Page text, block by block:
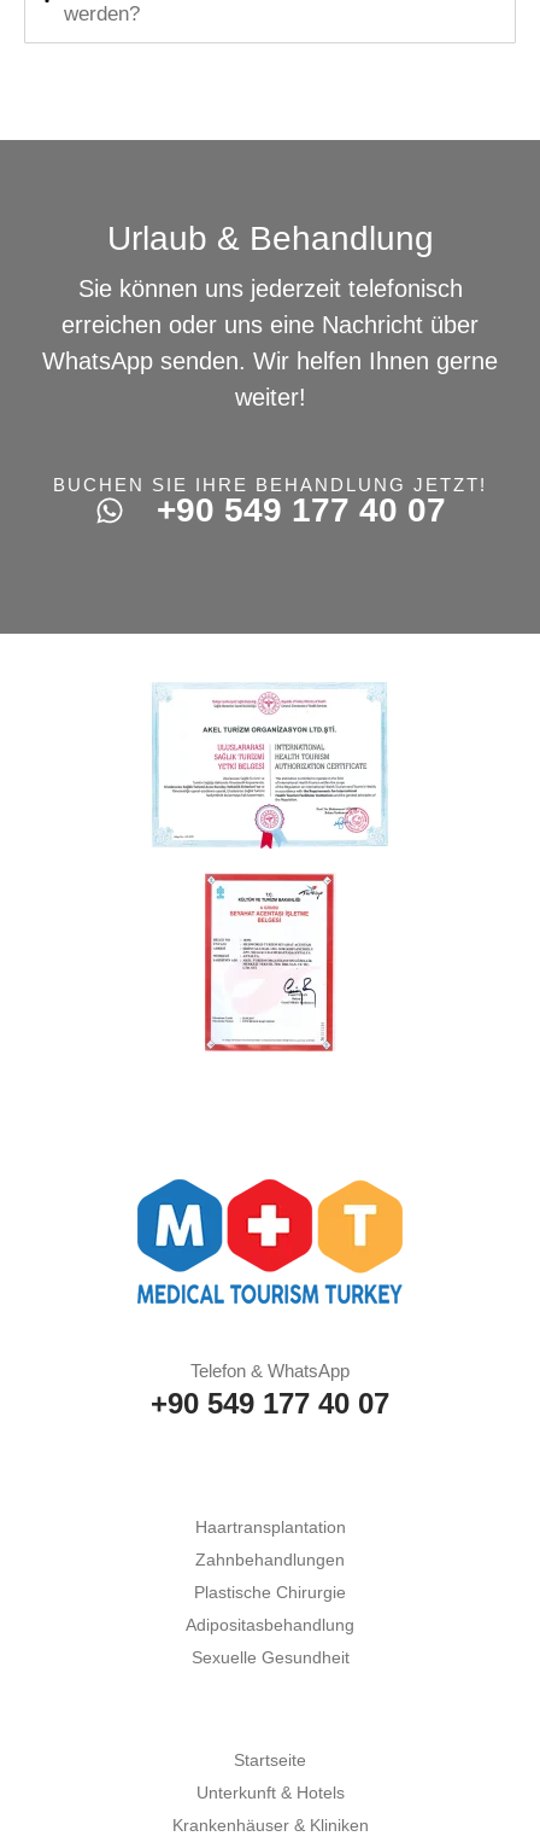
werden?
Urlaub & Behandlung
Sie können uns jederzeit telefonisch
erreichen oder uns eine Nachricht über
WhatsApp senden. Wir helfen Ihnen gerne
weiter!
BUCHEN SIE IHRE BEHANDLUNG JETZT!
+90 549 177 40 07
Telefon & WhatsApp
+90 549 177 40 07
Haartransplantation
Zahnbehandlungen
Plastische Chirurgie
Adipositasbehandlung
Sexuelle Gesundheit
Startseite
Unterkunft & Hotels
Krankenhäuser & Kliniken